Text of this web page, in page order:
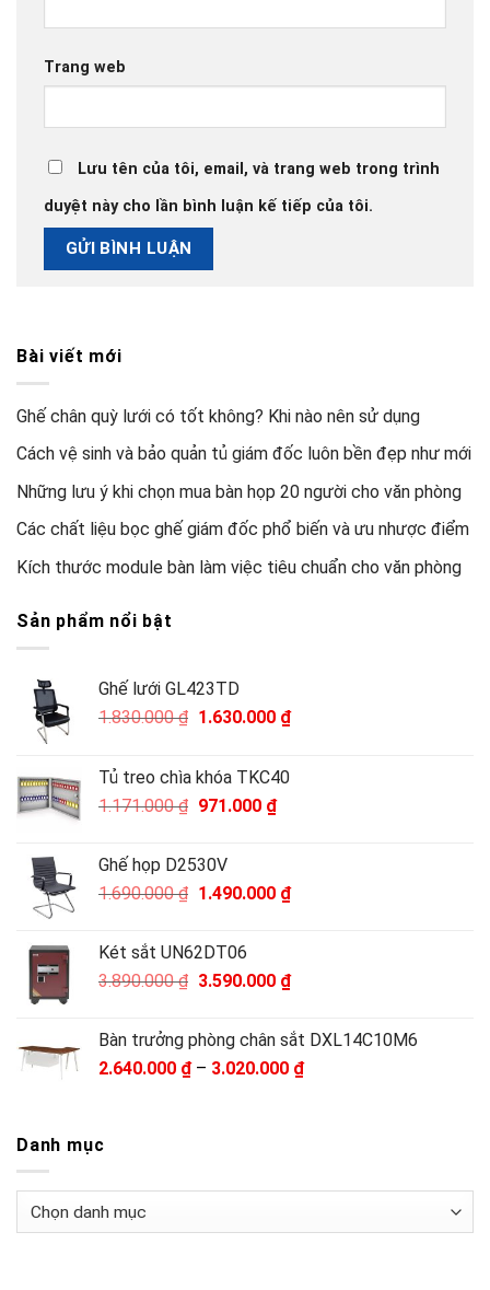
Trang web
Lưu tên của tôi, email, và trang web trong trình
duyệt này cho lần bình luận kế tiếp của tôi.
Bài viết mới
Ghế chân quỳ lưới có tốt không? Khi nào nên sử dụng
Cách vệ sinh và bảo quản tủ giám đốc luôn bền đẹp như mới
Những lưu ý khi chọn mua bàn họp 20 người cho văn phòng
Các chất liệu bọc ghế giám đốc phổ biến và ưu nhược điểm
Kích thước module bàn làm việc tiêu chuẩn cho văn phòng
Sản phẩm nổi bật
Ghế lưới GL423TD
1.830.000₫ Giá
1.830.000 ₫.
1.630.000 ₫Giá
là:
Tủ treo chìa khóa TKC40
1.171.000₫ Giá
1.171.000 ₫.
971.000 ₫Giá
971.000 ₫.
Ghế họp D2530V
1.690.000₫ Giá
1.690.000 ₫.
1.490.000 ₫Giá
1.490.000 ₫.
Két sắt UN62DT06
3.890.000₫ Giá
3.890.000 ₫.
3.590.000 ₫Giá
là:
3.590.000 ₫.
Bàn trưởng phòng chân sắt DXL14C10M6
2.640.000 ₫ – 3.020.000 ₫Khoảng
Danh mục
Danh